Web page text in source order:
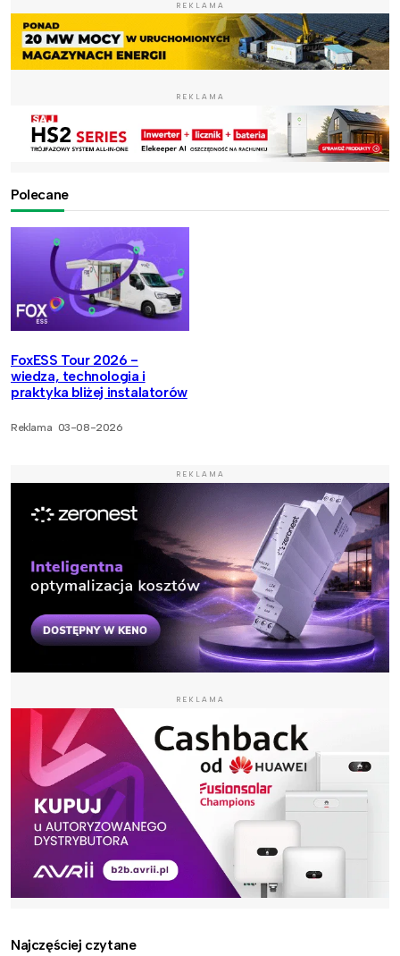
REKLAMA
REKLAMA
Polecane
FoxESS Tour 2026 -
wiedza, technologia i
praktyka bliżej instalatorów
Reklama 03-08-2026
REKLAMA
REKLAMA
Najczęściej czytane